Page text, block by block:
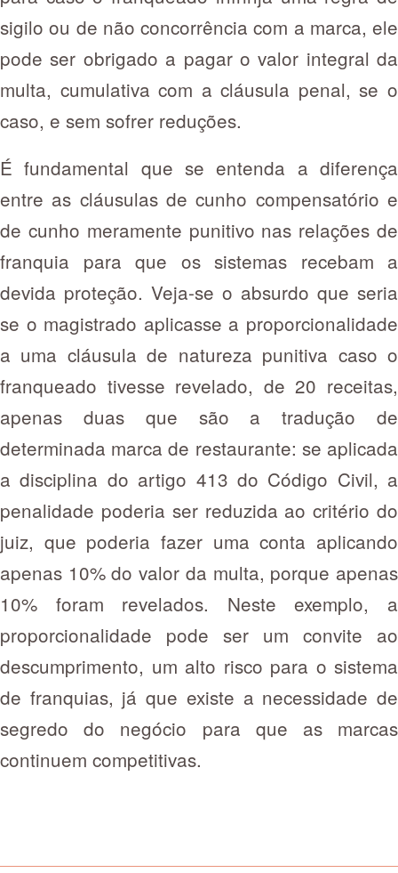
sigilo ou de não concorrência com a marca, ele
pode ser obrigado a pagar o valor integral da
multa, cumulativa com a cláusula penal, se o
caso, e sem sofrer reduções.
É fundamental que se entenda a diferença
entre as cláusulas de cunho compensatório e
de cunho meramente punitivo nas relações de
franquia para que os sistemas recebam a
devida proteção. Veja-se o absurdo que seria
se o magistrado aplicasse a proporcionalidade
a uma cláusula de natureza punitiva caso o
franqueado tivesse revelado, de 20 receitas,
apenas duas que são a tradução de
determinada marca de restaurante: se aplicada
a disciplina do artigo 413 do Código Civil, a
penalidade poderia ser reduzida ao critério do
juiz, que poderia fazer uma conta aplicando
apenas 10% do valor da multa, porque apenas
10% foram revelados. Neste exemplo, a
proporcionalidade pode ser um convite ao
descumprimento, um alto risco para o sistema
de franquias, já que existe a necessidade de
segredo do negócio para que as marcas
continuem competitivas.